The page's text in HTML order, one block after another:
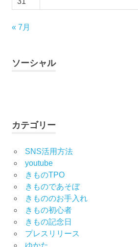
« 7月
ソーシャル
カテゴリー
SNS活用方法
youtube
きものTPO
きものであそぼ
きもののお手入れ
きもの初心者
きもの記念日
プレスリリース